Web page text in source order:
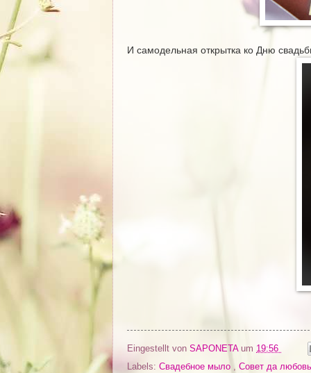
И самодельная открытка ко Дню
Eingestellt von SAPONETA um 19:56
Labels: Свадебное мыло , Совет да любовь